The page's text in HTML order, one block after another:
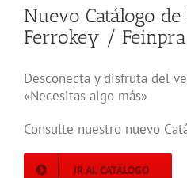
Nuevo Catálogo
Ferrokey / Feinpra
Desconecta y disfruta del
«Necesitas algo más»
Consulte nuestro nuevo
IR AL CATÁLOGO